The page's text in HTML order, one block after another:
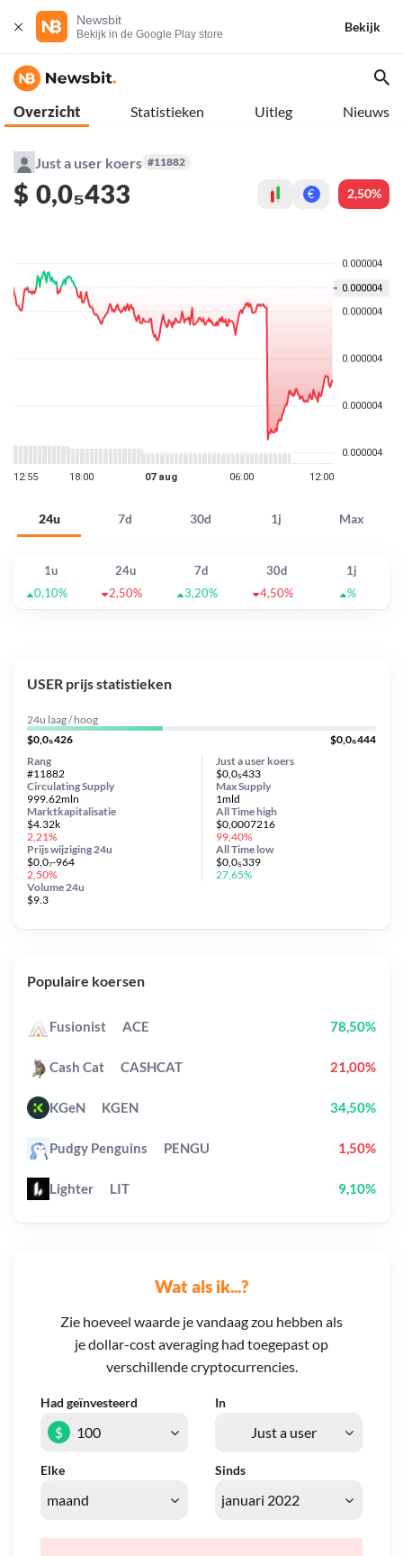
Newsbit
Bekijk in de Google Play store
Bekijk
Overzicht Statistieken Uitleg Nieuws
Just a user koers #11882
$ 0,0₅433 € 2,50%
24u 7d 30d 1j Max
1u 24u 7d 30d
1j
0,10%
2,50% 3,20% 4,50% %
Wat als ik...?
Zie hoeveel waarde je vandaag zou hebben als
je dollar-cost averaging had toegepast op
verschillende cryptocurrencies.
Had geïnvesteerd In
Elke Sinds
$
USER prijs statistieken
24u laag / hoog
$0,0₅426
$0,0₅444
Just a user koers
$0,0₅433
Circulating Supply
999.62mln
Prijs wijziging 24u
$0,0₇-964
2,50%
Max Supply
1mld
Marktkapitalisatie
$4.32k
2,21%
Volume 24u
$9.3
Rang
#11882
All Timehigh
$0,0007216
99,40%
All Time low
$0,0₅339
27,65%
Populaire koersen
Fusionist ACE 78,50%
Cash Cat CASHCAT 21,00%
KGeN KGEN 34,50%
Pudgy Penguins PENGU 1,50%
Lighter LIT 9,10%